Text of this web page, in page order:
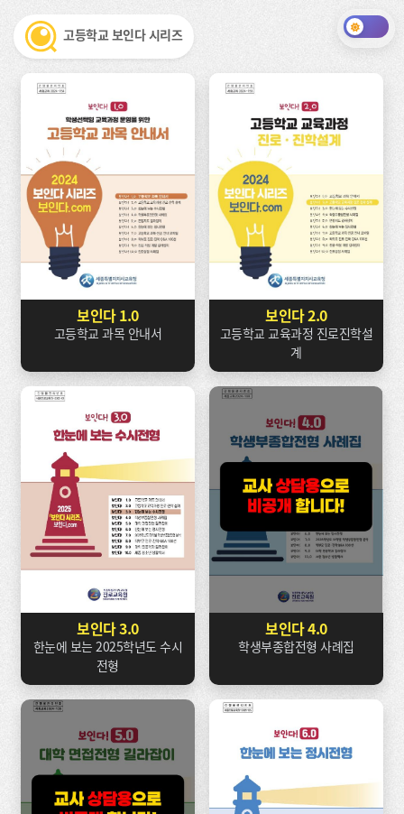
고등학교 보인다 시리즈
보인다 1.0
고등학교 과목 안내서
보인다 2.0
고등학교 교육과정 진로진학설
계
보인다 3.0
한눈에 보는 2025학년도 수시
전형
보인다 4.0
학생부종합전형 사례집